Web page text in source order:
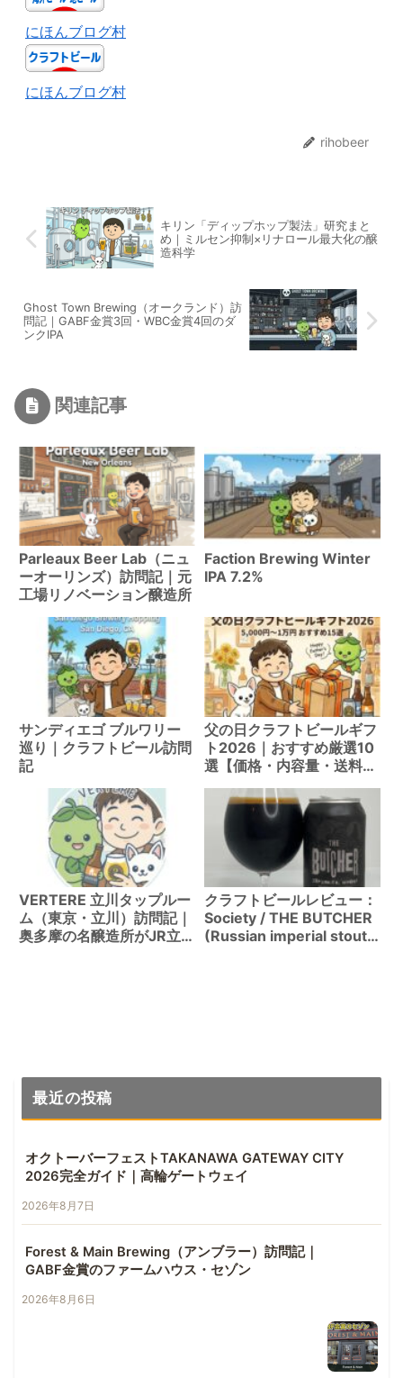
にほんブログ村
にほんブログ村
rihobeer
キリン「ディップホップ製法」研究まと
め｜ミルセン抑制×リナロール最大化の醸
造科学
Ghost Town Brewing（オークランド）訪
問記｜GABF金賞3回・WBC金賞4回のダ
ンクIPA
関連記事
Parleaux Beer Lab（ニュ
ーオーリンズ）訪問記｜元
工場リノベーション醸造所
Faction Brewing Winter
IPA 7.2%
サンディエゴ ブルワリー
巡り｜クラフトビール訪問
記
父の日クラフトビールギフ
ト2026｜おすすめ厳選10
選【価格・内容量・送料比
VERTERE 立川タップルー
ム（東京・立川）訪問記｜
奥多摩の名醸造所がJR立
クラフトビールレビュー：
Society / THE BUTCHER
(Russian imperial stout
最近の投稿
オクトーバーフェストTAKANAWA GATEWAY CITY
2026完全ガイド｜高輪ゲートウェイ
2026年8月7日
Forest & Main Brewing（アンブラー）訪問記｜
GABF金賞のファームハウス・セゾン
2026年8月6日